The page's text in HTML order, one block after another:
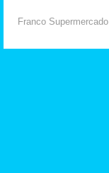
Franco Supermercado